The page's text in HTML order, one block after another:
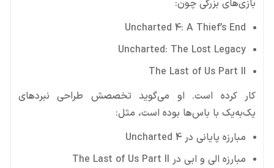
بازی‌های بزرگی چون:
Uncharted 4: A Thief’s End
Uncharted: The Lost Legacy
The Last of Us Part II
کار کرده است. او می‌گوید تخصصش طراحی نبردهای
یک‌به‌یک با باس‌ها بوده است، مثل:
مبارزه پایانی در Uncharted 4
مبارزه الی و ابی در The Last of Us Part II